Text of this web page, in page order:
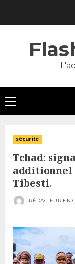
Primary
Menu
sécurité
Tchad:
additionnel
Tibesti.
RÉDACTEUR EN